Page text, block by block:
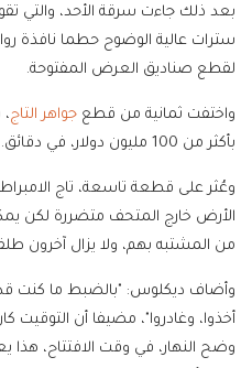
بعد ذلك جاءت سرقة الأحد، والتي
سترات عالية الوضوح حطما نافذة
لقطع صناديق العرض المفتوحة.
واختفت ثمانية من قطع جواهر التاج
بأكثر من 100 مليون دولار، في دقائق.
وعُثر على قطعة تاسعة، تاج
الأرض خارج المتحف متضررة لكن
من المشتبه بهم، ولا يزال آخرون
وأضاف ديكلوس: "بالضبط ما كنت قد
أخذوا، وغادروا"، مضيفا أن التوقيت
وضح النهار، في وقت الافتتاح، هذا